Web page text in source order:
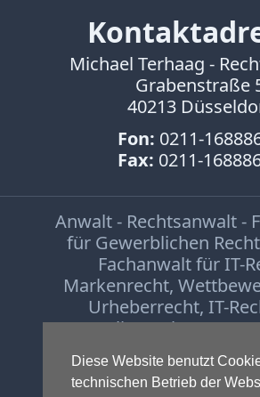
Diese Website benutzt
technischen Betrieb der
Michael Terhaag -
Grabenstraße
40213
Fon: 0211-
Fax: 0211-
Anwalt - Rechtsanwalt -
für Gewerblichen
Fachanwalt für IT-
Markenrecht,
Urheberrecht, IT-
Onlinerecht,E-
Designrecht
Presserecht,
Glücksspielrecht-